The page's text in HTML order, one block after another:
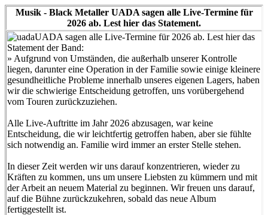
Musik - Black Metaller UADA sagen alle Live-Termine für
2026 ab. Lest hier das Statement.
UADA sagen alle Live-Termine für 2026 ab. Lest hier das
Statement der Band:
» Aufgrund von Umständen, die außerhalb unserer Kontrolle
liegen, darunter eine Operation in der Familie sowie einige kleinere
gesundheitliche Probleme innerhalb unseres eigenen Lagers, haben
wir die schwierige Entscheidung getroffen, uns vorübergehend
vom Touren zurückzuziehen.
Alle Live-Auftritte im Jahr 2026 abzusagen, war keine
Entscheidung, die wir leichtfertig getroffen haben, aber sie fühlte
sich notwendig an. Familie wird immer an erster Stelle stehen.
In dieser Zeit werden wir uns darauf konzentrieren, wieder zu
Kräften zu kommen, uns um unsere Liebsten zu kümmern und mit
der Arbeit an neuem Material zu beginnen. Wir freuen uns darauf,
auf die Bühne zurückzukehren, sobald das neue Album
fertiggestellt ist.